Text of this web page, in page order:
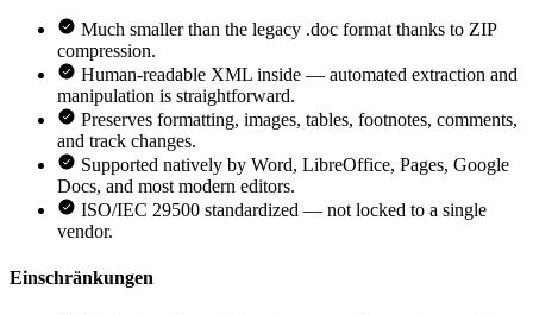
Much smaller than the legacy .doc format thanks to ZIP
compression.
Human-readable XML inside — automated extraction and
manipulation is straightforward.
Preserves formatting, images, tables, footnotes, comments,
and track changes.
Supported natively by Word, LibreOffice, Pages, Google
Docs, and most modern editors.
ISO/IEC 29500 standardized — not locked to a single
vendor.
Einschränkungen